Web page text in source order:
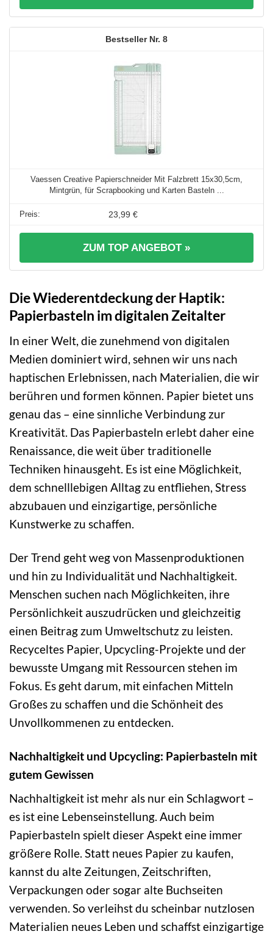
8
Vaessen Creative Papierschneider Mit Falzbrett 15x30,5cm,
Mintgrün, für Scrapbooking und Karten Basteln ...
23,99 €
ZUM TOP ANGEBOT »
Die Wiederentdeckung der Haptik:
Papierbasteln im digitalen Zeitalter
In einer Welt, die zunehmend von digitalen
Medien dominiert wird, sehnen wir uns nach
haptischen Erlebnissen, nach Materialien, die wir
berühren und formen können. Papier bietet uns
genau das – eine sinnliche Verbindung zur
Kreativität. Das Papierbasteln erlebt daher eine
Renaissance, die weit über traditionelle
Techniken hinausgeht. Es ist eine Möglichkeit,
dem schnelllebigen Alltag zu entfliehen, Stress
abzubauen und einzigartige, persönliche
Kunstwerke zu schaffen.
Der Trend geht weg von Massenproduktionen
und hin zu Individualität und Nachhaltigkeit.
Menschen suchen nach Möglichkeiten, ihre
Persönlichkeit auszudrücken und gleichzeitig
einen Beitrag zum Umweltschutz zu leisten.
Recyceltes Papier, Upcycling-Projekte und der
bewusste Umgang mit Ressourcen stehen im
Fokus. Es geht darum, mit einfachen Mitteln
Großes zu schaffen und die Schönheit des
Unvollkommenen zu entdecken.
Nachhaltigkeit und Upcycling: Papierbasteln mit
gutem Gewissen
Nachhaltigkeit ist mehr als nur ein Schlagwort –
es ist eine Lebenseinstellung. Auch beim
Papierbasteln spielt dieser Aspekt eine immer
größere Rolle. Statt neues Papier zu kaufen,
kannst du alte Zeitungen, Zeitschriften,
Verpackungen oder sogar alte Buchseiten
verwenden. So verleihst du scheinbar nutzlosen
Materialien neues Leben und schaffst einzigartige